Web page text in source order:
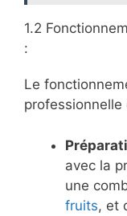
1.2
:
Le
avec la
une
fruits, et